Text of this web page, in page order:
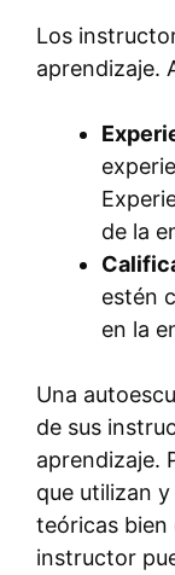
Los
aprendizaje.
de la
estén
en la
Una
de sus
aprendizaje.
que utilizan
teóricas bien
instructor